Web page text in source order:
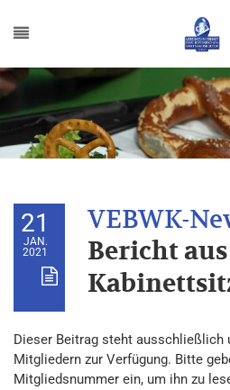
21
JAN.
2021
Bericht
Dieser Beitrag steht ausschließlich
Mitgliedern zur Verfügung. Bitte
Mitgliedsnummer ein, um ihn zu